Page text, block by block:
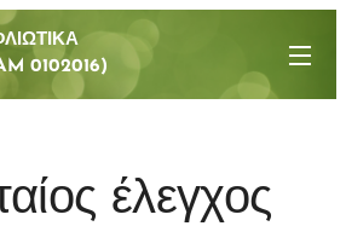
0102016)
έλεγχος